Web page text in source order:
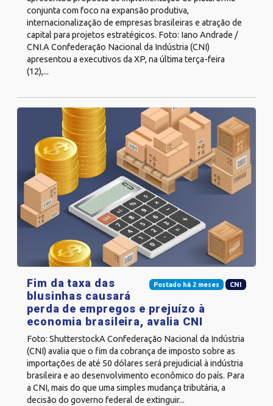
conjunta com foco na expansão produtiva,
internacionalização de empresas brasileiras e atração de
capital para projetos estratégicos. Foto: Iano Andrade /
CNI.A Confederação Nacional da Indústria (CNI)
apresentou a executivos da XP, na última terça-feira
(12),...
Postado há 2 meses CNI
Fim da taxa das
blusinhas causará
perda de empregos e prejuízo à
economia brasileira, avalia CNI
Foto: ShutterstockA Confederação Nacional da Indústria
(CNI) avalia que o fim da cobrança de imposto sobre as
importações de até 50 dólares será prejudicial à indústria
brasileira e ao desenvolvimento econômico do país. Para
a CNI, mais do que uma simples mudança tributária, a
decisão do governo federal de extinguir...